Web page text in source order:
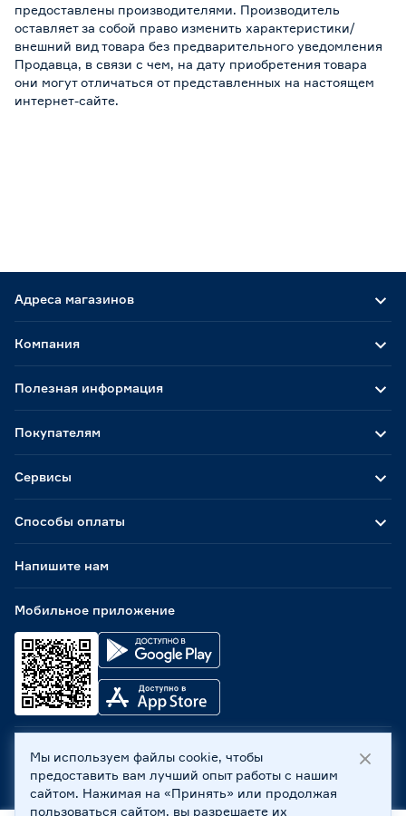
предоставлены производителями. Производитель
оставляет за собой право изменить характеристики/
внешний вид товара без предварительного уведомления
Продавца, в связи с чем, на дату приобретения товара
они могут отличаться от представленных на настоящем
интернет-сайте.
Адреса магазинов
Способы оплаты
Мобильное приложение
Компания
Полезная информация
Покупателям
Сервисы
Напишите нам
ООО «Бауцентр Рус» 2004 -2026, 236029, г. Калининград,
ул. А.Невского, 205. ИНН 7702596813, КПП 390601001 ©
Все права защищены
Мы используем файлы cookie, чтобы
предоставить вам лучший опыт работы с нашим
сайтом. Нажимая на «Принять» или продолжая
пользоваться сайтом, вы разрешаете их